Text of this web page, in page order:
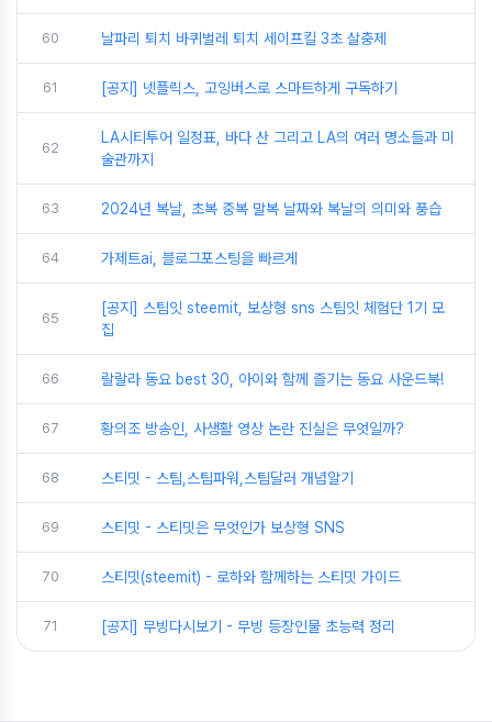
60 날파리 퇴치 바퀴벌레 퇴치 세이프킬 3초 살충제
61 [공지] 넷플릭스, 고잉버스로 스마트하게 구독하기
62
LA시티투어 일정표, 바다 산 그리고 LA의 여러 명소들과 미
술관까지
63 2024년 복날, 초복 중복 말복 날짜와 복날의 의미와 풍습
64 가제트ai, 블로그포스팅을 빠르게
65
[공지] 스팀잇 steemit, 보상형 sns 스팀잇 체험단 1기 모
집
66 랄랄라 동요 best 30, 아이와 함께 즐기는 동요 사운드북!
67 황의조 방송인, 사생활 영상 논란 진실은 무엇일까?
68 스티밋 - 스팀,스팀파워,스팀달러 개념알기
69 스티밋 - 스티밋은 무엇인가 보상형 SNS
70 스티밋(steemit) - 로하와 함께하는 스티밋 가이드
71 [공지] 무빙다시보기 - 무빙 등장인물 초능력 정리